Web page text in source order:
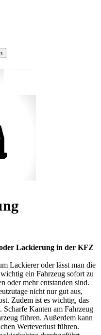
Lackierung in der KFZ
Lackierer oder lässt man die
ein Fahrzeug sofort zu
oder mehr entstanden sind.
nicht nur gut aus,
Zudem ist es wichtig, das
Kanten am Fahrzeug
führen. Außerdem kann
Werteverlust führen.